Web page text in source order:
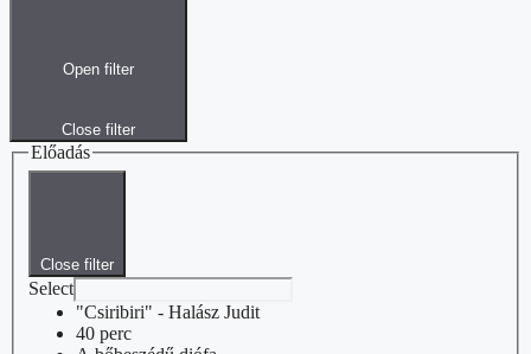
Open filter
Close filter
Előadás
Close filter
Select
"Csiribiri" - Halász Judit
40 perc